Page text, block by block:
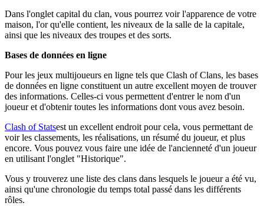
Dans l'onglet capital du clan, vous pourrez voir l'apparence de votre
maison, l'or qu'elle contient, les niveaux de la salle de la capitale,
ainsi que les niveaux des troupes et des sorts.
Bases de données en ligne
Pour les jeux multijoueurs en ligne tels que Clash of Clans, les bases
de données en ligne constituent un autre excellent moyen de trouver
des informations. Celles-ci vous permettent d'entrer le nom d'un
joueur et d'obtenir toutes les informations dont vous avez besoin.
Clash of Statsest un excellent endroit pour cela, vous permettant de
voir les classements, les réalisations, un résumé du joueur, et plus
encore. Vous pouvez vous faire une idée de l'ancienneté d'un joueur
en utilisant l'onglet "Historique".
Vous y trouverez une liste des clans dans lesquels le joueur a été vu,
ainsi qu'une chronologie du temps total passé dans les différents
rôles.